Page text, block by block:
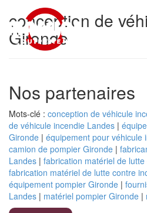
contenu
principal
conception de
Gironde
Nos partenaires
Mots-clé : conception de véhicule
de véhicule incendie Landes |
Gironde | équipement pour véhicule
camion de pompier Gironde |
Landes | fabrication matériel de
fabrication matériel de lutte contre
équipement pompier Gironde |
Landes | matériel pompier Gironde |